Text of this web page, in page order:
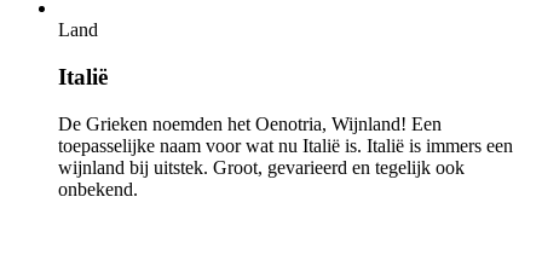
Land
Italië
De Grieken noemden het Oenotria, Wijnland! Een
toepasselijke naam voor wat nu Italië is. Italië is immers een
wijnland bij uitstek. Groot, gevarieerd en tegelijk ook
onbekend.